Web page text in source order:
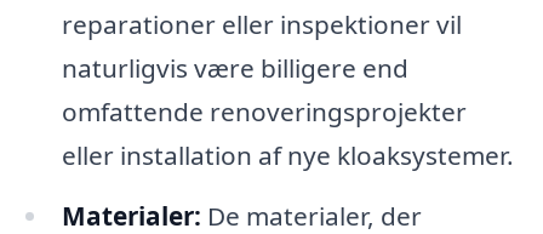
reparationer eller inspektioner vil
naturligvis være billigere end
omfattende renoveringsprojekter
eller installation af nye kloaksystemer.
Materialer: De materialer, der